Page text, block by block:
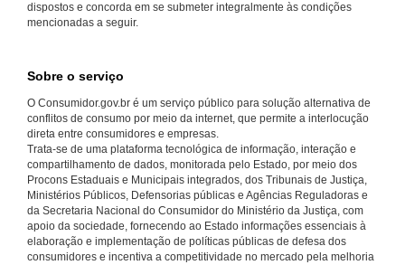
dispostos e concorda em se submeter integralmente às condições
mencionadas a seguir.
Sobre o serviço
O Consumidor.gov.br é um serviço público para solução alternativa de
conflitos de consumo por meio da internet, que permite a interlocução
direta entre consumidores e empresas.
Trata-se de uma plataforma tecnológica de informação, interação e
compartilhamento de dados, monitorada pelo Estado, por meio dos
Procons Estaduais e Municipais integrados, dos Tribunais de Justiça,
Ministérios Públicos, Defensorias públicas e Agências Reguladoras e
da Secretaria Nacional do Consumidor do Ministério da Justiça, com
apoio da sociedade, fornecendo ao Estado informações essenciais à
elaboração e implementação de políticas públicas de defesa dos
consumidores e incentiva a competitividade no mercado pela melhoria